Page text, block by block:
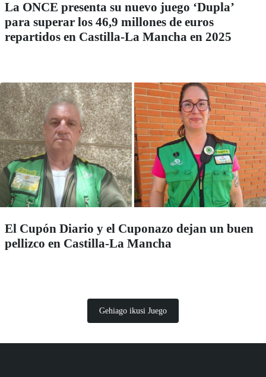
La ONCE presenta su nuevo juego ‘Dupla’
para superar los 46,9 millones de euros
repartidos en Castilla-La Mancha en 2025
El Cupón Diario y el Cuponazo dejan un buen
pellizco en Castilla-La Mancha
Gehiago ikusi Juego